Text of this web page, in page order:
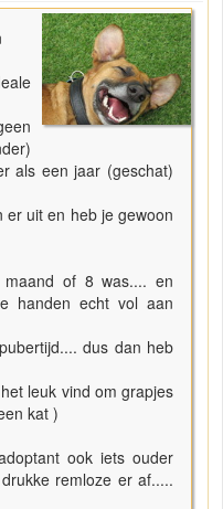
als een jaar (geschat)
er uit en heb je gewoon
of 8 was.... en
handen echt vol aan
dus dan heb
leuk vind om grapjes
kat )
ook iets ouder
remloze er af.....